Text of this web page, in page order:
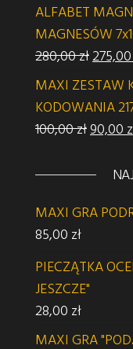
ALFABET
MAGNESÓW
280,00zł275,00
MAXI ZESTAW
KODOWANIA
100,00zł90,00
MAXI GRA
85,00 zł
PIECZĄTKA
JESZCZE"
28,00 zł
MAXI GRA